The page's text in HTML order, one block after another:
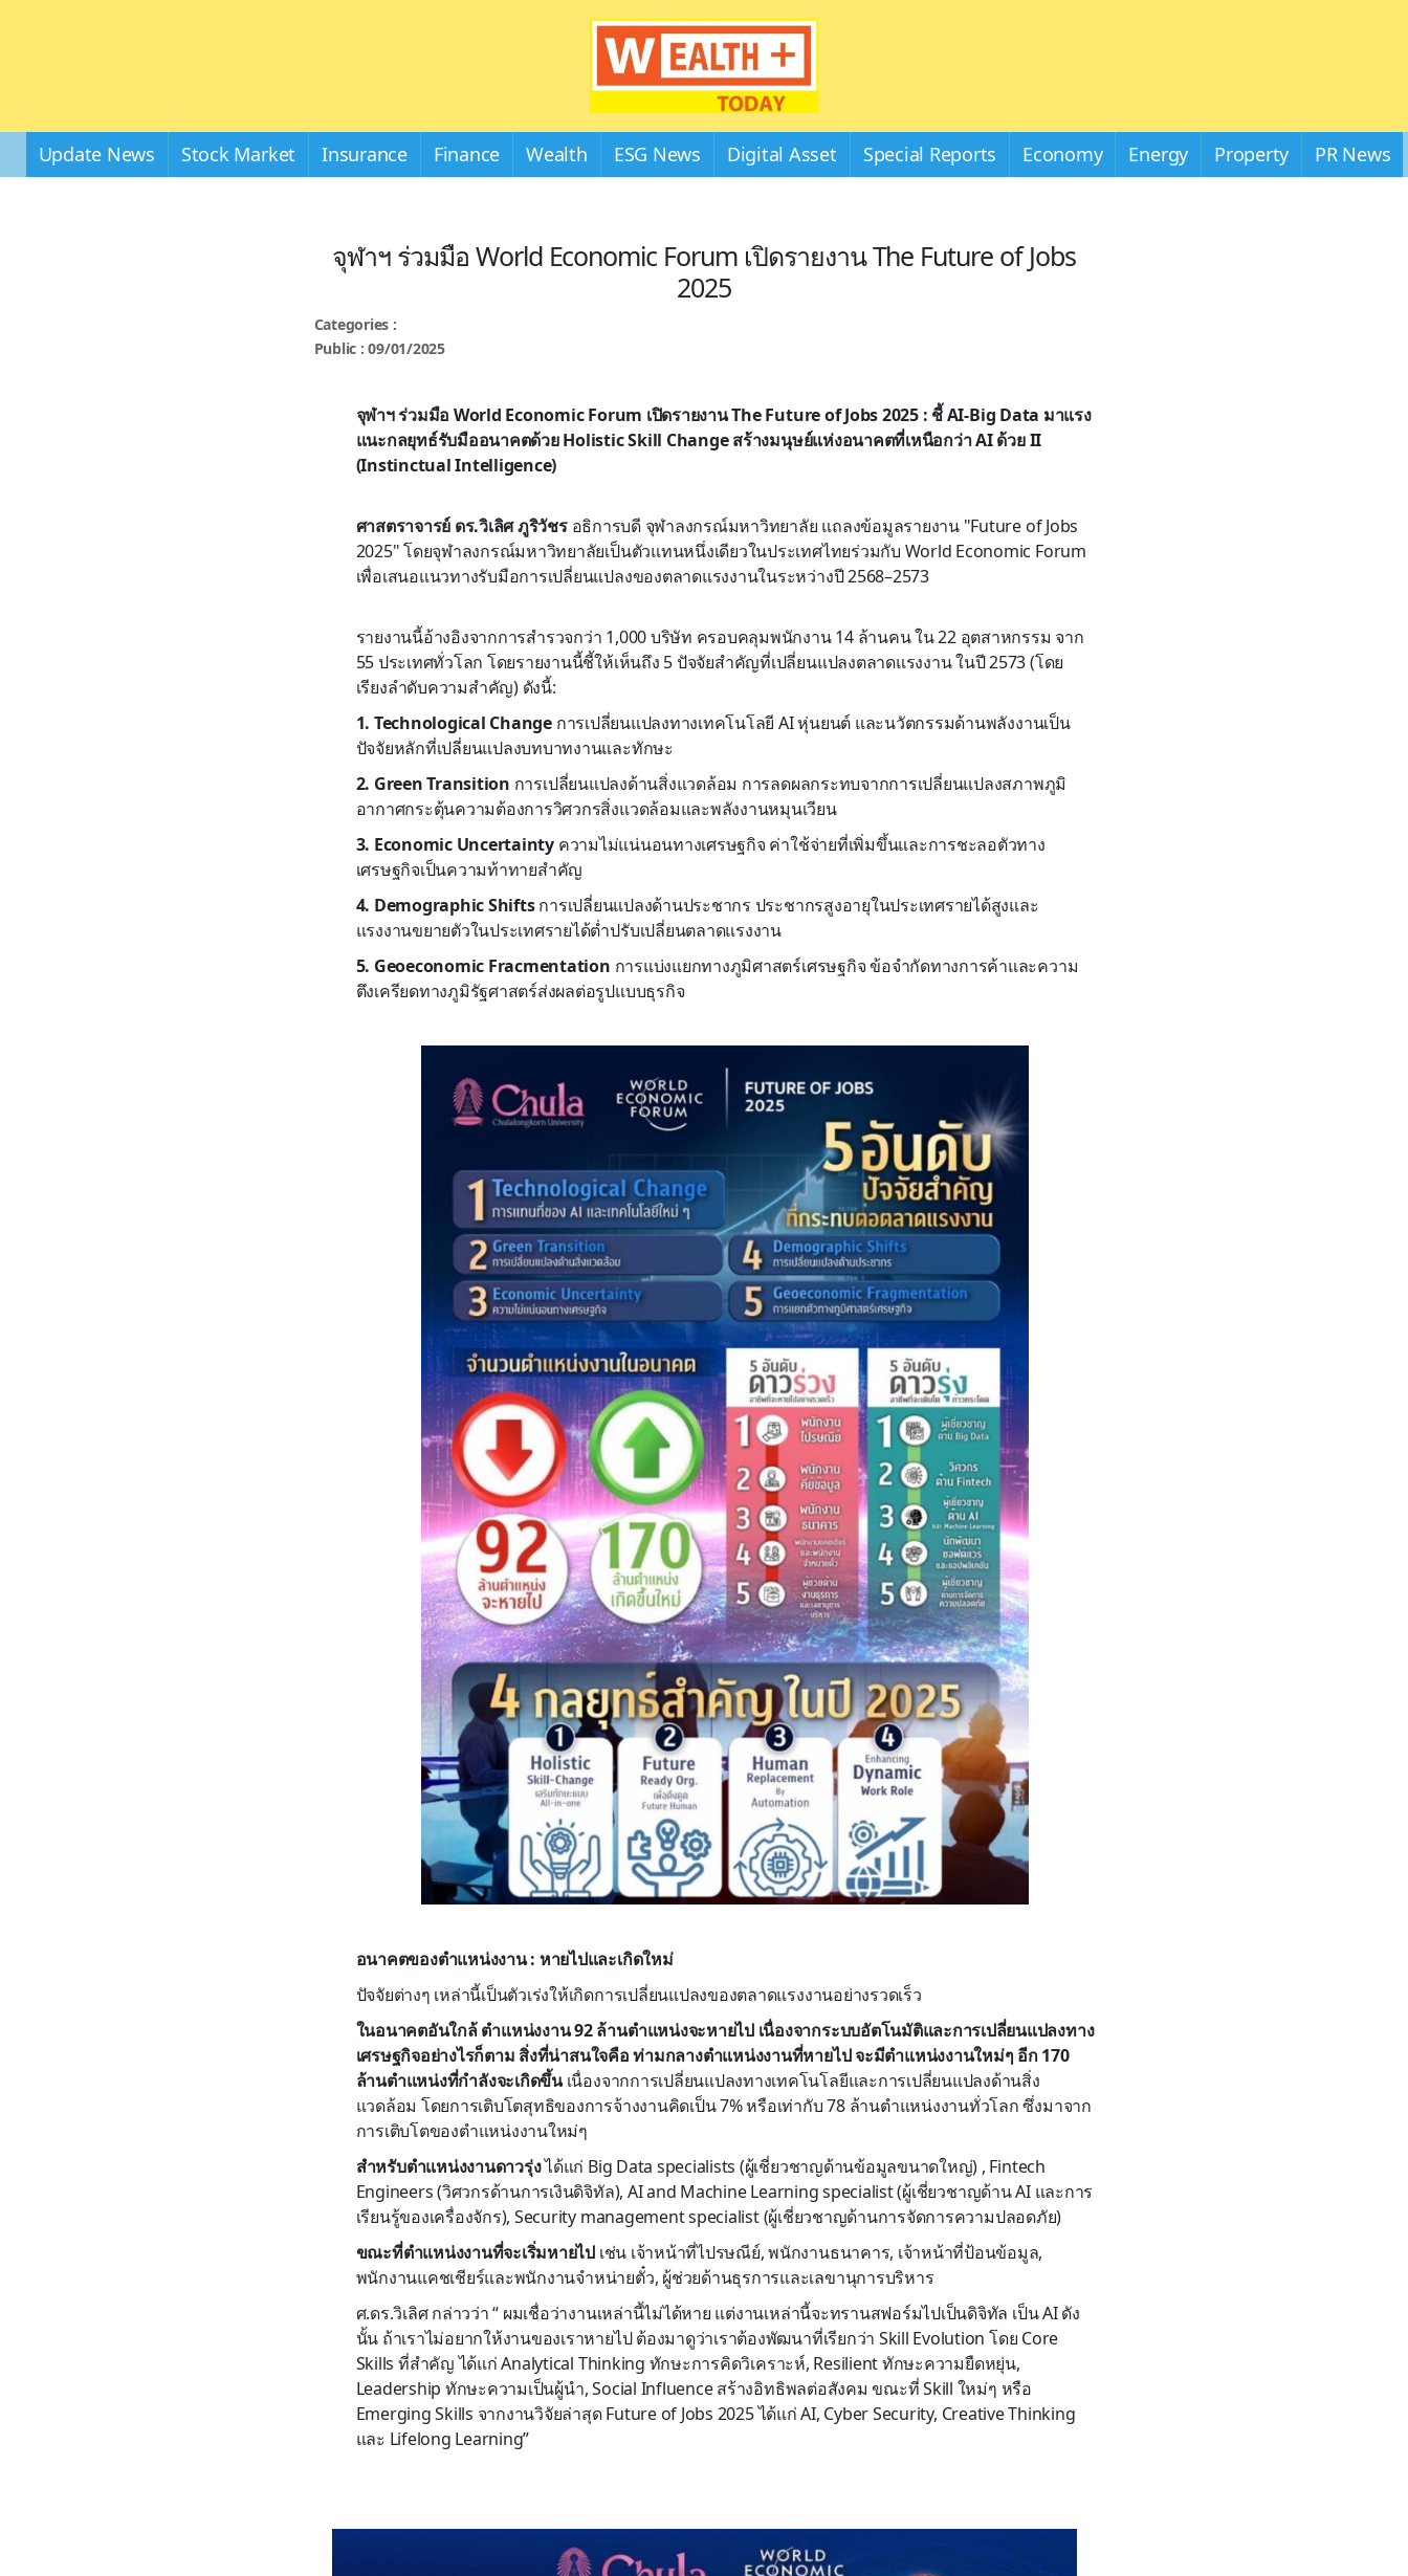
Update News Stock Market Insurance Finance Wealth ESG News Digital Asset Special Reports Economy Energy Property PR News
จุฬาฯ ร่วมมือ World Economic Forum เปิดรายงาน The Future of Jobs
2025
Categories :
Public : 09/01/2025
จุฬาฯ ร่วมมือ World Economic Forum เปิดรายงาน The Future of Jobs 2025 : ชี้ AI-Big Data มาแรง
แนะกลยุทธ์รับมืออนาคตด้วย Holistic Skill Change สร้างมนุษย์แห่งอนาคตที่เหนือกว่า AI ด้วย II
(Instinctual Intelligence)
ศาสตราจารย์ ดร.วิเลิศ ภูริวัชรอธิการบดี จุฬาลงกรณ์มหาวิทยาลัย แถลงข้อมูลรายงาน "Future of Jobs
2025" โดยจุฬาลงกรณ์มหาวิทยาลัยเป็นตัวแทนหนึ่งเดียวในประเทศไทยร่วมกับ World Economic Forum
เพื่อเสนอแนวทางรับมือการเปลี่ยนแปลงของตลาดแรงงานในระหว่างปี 2568–2573
รายงานนี้อ้างอิงจากการสำรวจกว่า 1,000 บริษัท ครอบคลุมพนักงาน 14 ล้านคน ใน 22 อุตสาหกรรม จาก
55 ประเทศทั่วโลก โดยรายงานนี้ชี้ให้เห็นถึง 5 ปัจจัยสำคัญที่เปลี่ยนแปลงตลาดแรงงาน ในปี 2573 (โดย
เรียงลำดับความสำคัญ) ดังนี้:
1. Technological Changeการเปลี่ยนแปลงทางเทคโนโลยี AI หุ่นยนต์ และนวัตกรรมด้านพลังงานเป็น
ปัจจัยหลักที่เปลี่ยนแปลงบทบาทงานและทักษะ
2. Green Transition การเปลี่ยนแปลงด้านสิ่งแวดล้อม การลดผลกระทบจากการเปลี่ยนแปลงสภาพภูมิ
อากาศกระตุ้นความต้องการวิศวกรสิ่งแวดล้อมและพลังงานหมุนเวียน
3. Economic Uncertaintyความไม่แน่นอนทางเศรษฐกิจ ค่าใช้จ่ายที่เพิ่มขึ้นและการชะลอตัวทาง
เศรษฐกิจเป็นความท้าทายสำคัญ
4. Demographic Shiftsการเปลี่ยนแปลงด้านประชากร ประชากรสูงอายุในประเทศรายได้สูงและ
แรงงานขยายตัวในประเทศรายได้ต่ำปรับเปลี่ยนตลาดแรงงาน
5. Geoeconomic Fracmentation การแบ่งแยกทางภูมิศาสตร์เศรษฐกิจ ข้อจำกัดทางการค้าและความ
ตึงเครียดทางภูมิรัฐศาสตร์ส่งผลต่อรูปแบบธุรกิจ
อนาคตของตำแหน่งงาน : หายไปและเกิดใหม่
ปัจจัยต่างๆ เหล่านี้เป็นตัวเร่งให้เกิดการเปลี่ยนแปลงของตลาดแรงงานอย่างรวดเร็ว
ในอนาคตอันใกล้ ตำแหน่งงาน 92 ล้านตำแหน่งจะหายไป เนื่องจากระบบอัตโนมัติและการเปลี่ยนแปลงทาง
เศรษฐกิจอย่างไรก็ตาม สิ่งที่น่าสนใจคือ ท่ามกลางตำแหน่งงานที่หายไป จะมีตำแหน่งงานใหม่ๆ อีก 170
ล้านตำแหน่งที่กำลังจะเกิดขึ้นเนื่องจากการเปลี่ยนแปลงทางเทคโนโลยีและการเปลี่ยนแปลงด้านสิ่ง
แวดล้อม โดยการเติบโตสุทธิของการจ้างงานคิดเป็น 7% หรือเท่ากับ 78 ล้านตำแหน่งงานทั่วโลก ซึ่งมาจาก
การเติบโตของตำแหน่งงานใหม่ๆ
สำหรับตำแหน่งงานดาวรุ่งได้แก่ Big Data specialists (ผู้เชี่ยวชาญด้านข้อมูลขนาดใหญ่) , Fintech
Engineers (วิศวกรด้านการเงินดิจิทัล), AI and Machine Learning specialist (ผู้เชี่ยวชาญด้าน AI และการ
เรียนรู้ของเครื่องจักร), Security management specialist (ผู้เชี่ยวชาญด้านการจัดการความปลอดภัย)
ขณะที่ตำแหน่งงานที่จะเริ่มหายไปเช่น เจ้าหน้าที่ไปรษณีย์, พนักงานธนาคาร, เจ้าหน้าที่ป้อนข้อมูล,
พนักงานแคชเชียร์และพนักงานจำหน่ายตั๋ว, ผู้ช่วยด้านธุรการและเลขานุการบริหาร
ศ.ดร.วิเลิศ กล่าวว่า “ ผมเชื่อว่างานเหล่านี้ไม่ได้หาย แต่งานเหล่านี้จะทรานสฟอร์มไปเป็นดิจิทัล เป็น AI ดัง
นั้น ถ้าเราไม่อยากให้งานของเราหายไป ต้องมาดูว่าเราต้องพัฒนาที่เรียกว่า Skill Evolution โดย Core
Skills ที่สำคัญ ได้แก่ Analytical Thinking ทักษะการคิดวิเคราะห์, Resilient ทักษะความยืดหยุ่น,
Leadership ทักษะความเป็นผู้นำ, Social Influence สร้างอิทธิพลต่อสังคม ขณะที่ Skill ใหม่ๆ หรือ
Emerging Skills จากงานวิจัยล่าสุด Future of Jobs 2025 ได้แก่ AI, Cyber Security, Creative Thinking
และ Lifelong Learning”